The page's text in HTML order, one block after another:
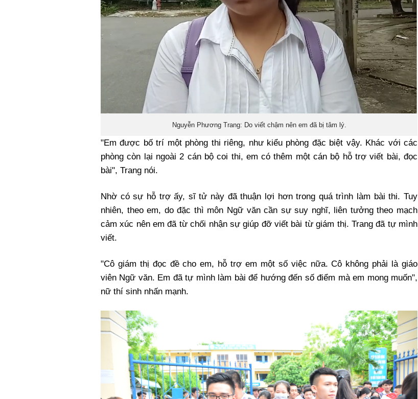
Nguyễn Phương Trang: Do viết chậm nên em đã bị tâm lý.
"Em được bố trí một phòng thi riêng, như kiểu phòng đặc biệt vậy. Khác với các
phòng còn lại ngoài 2 cán bộ coi thi, em có thêm một cán bộ hỗ trợ viết bài, đọc
bài", Trang nói.
Nhờ có sự hỗ trợ ấy, sĩ tử này đã thuận lợi hơn trong quá trình làm bài thi. Tuy
nhiên, theo em, do đặc thì môn Ngữ văn cần sự suy nghĩ, liên tưởng theo mạch
cảm xúc nên em đã từ chối nhận sự giúp đỡ viết bài từ giám thị. Trang đã tự mình
viết.
"Cô giám thị đọc đề cho em, hỗ trợ em một số việc nữa. Cô không phải là giáo
viên Ngữ văn. Em đã tự mình làm bài để hướng đến số điểm mà em mong muốn",
nữ thí sinh nhấn mạnh.